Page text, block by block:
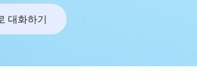
대화하기